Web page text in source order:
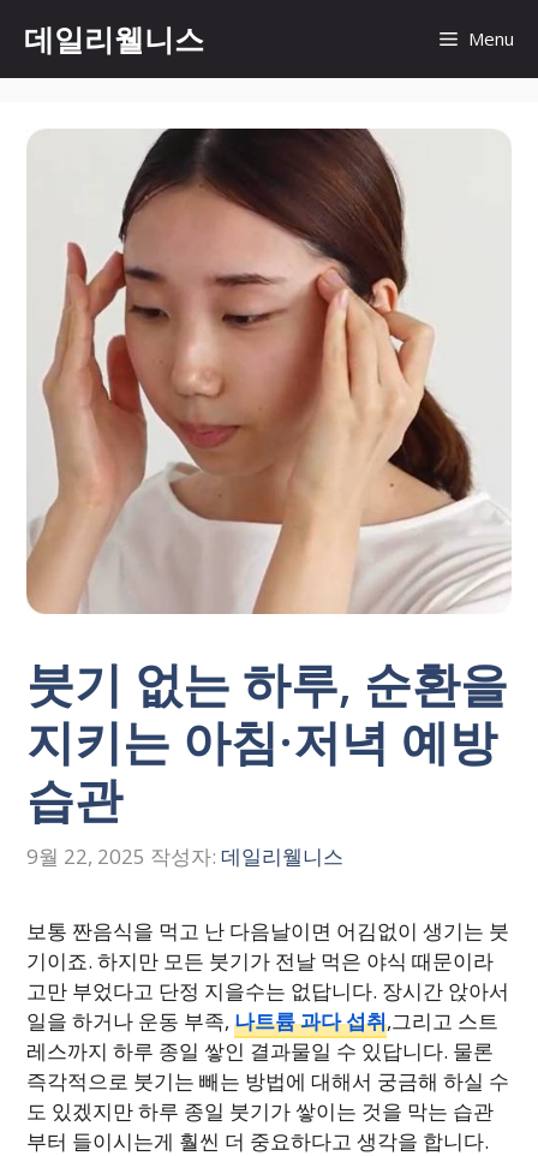
츠
데일리웰니스 Menu
붓기 없는 하루, 순환을
지키는 아침·저녁 예방
습관
9월 22, 2025 작성자: 데일리웰니스
보통 짠음식을 먹고 난 다음날이면 어김없이 생기는 붓
기이죠. 하지만 모든 붓기가 전날 먹은 야식 때문이라
고만 부었다고 단정 지을수는 없답니다. 장시간 앉아서
일을 하거나 운동 부족, 나트륨 과다 섭취,그리고 스트
레스까지 하루 종일 쌓인 결과물일 수 있답니다. 물론
즉각적으로 붓기는 빼는 방법에 대해서 궁금해 하실 수
도 있겠지만 하루 종일 붓기가 쌓이는 것을 막는 습관
부터 들이시는게 훨씬 더 중요하다고 생각을 합니다.